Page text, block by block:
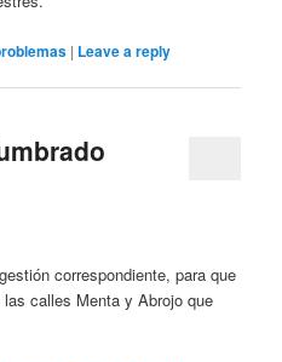
| Leave a reply
correspondiente, para que
calles Menta y Abrojo que